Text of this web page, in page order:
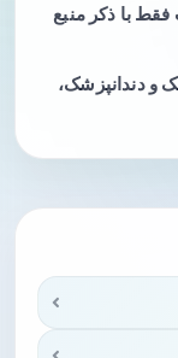
با ذکر منبع
و دندانپزشک،